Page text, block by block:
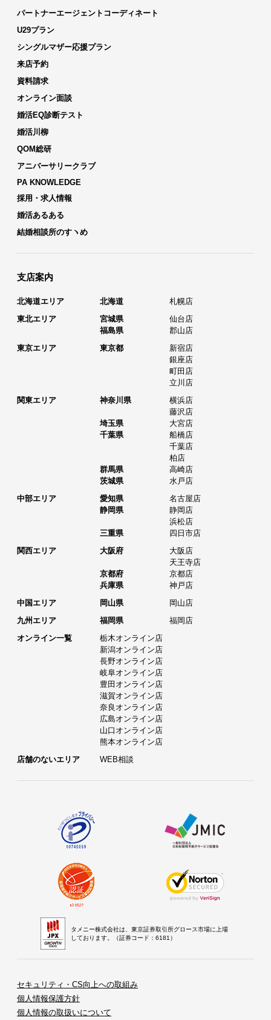
パートナーエージェントコーディネート
U29プラン
シングルマザー応援プラン
来店予約
資料請求
オンライン面談
婚活EQ診断テスト
婚活川柳
QOM総研
アニバーサリークラブ
PA KNOWLEDGE
採用・求人情報
婚活あるある
結婚相談所のすヽめ
支店案内
北海道エリア 北海道
札幌店
東北エリア
宮城県
仙台店
福島県
郡山店
東京エリア
東京都
新宿店
銀座店
町田店
立川店
関東エリア
神奈川県
横浜店
藤沢店
埼玉県
大宮店
千葉県
船橋店
千葉店
柏店
群馬県
高崎店
茨城県
水戸店
中部エリア
愛知県
名古屋店
静岡県
静岡店
浜松店
三重県
四日市店
関西エリア
大阪府
大阪店
天王寺店
京都府
京都店
兵庫県
神戸店
中国エリア
岡山県
岡山店
九州エリア
福岡県
福岡店
オンライン一覧
栃木オンライン店
新潟オンライン店
長野オンライン店
岐阜オンライン店
豊田オンライン店
滋賀オンライン店
奈良オンライン店
広島オンライン店
山口オンライン店
熊本オンライン店
店舗のないエリア
WEB相談
タメニー株式会社は、東京証券取引所グロース市場に上場
しております。（証券コード：6181）
セキュリティ・CS向上への取組み
個人情報保護方針
個人情報の取扱いについて